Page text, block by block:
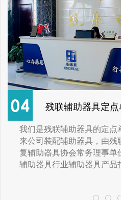
残联辅助器具定
我们是残联辅助器具的定点
来公司装配辅助器具，由残
复辅助器具协会常务理事单
辅助器具行业辅助器具产品